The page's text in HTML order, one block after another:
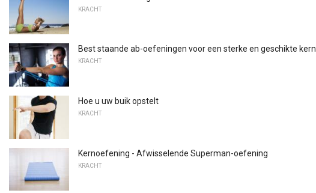
KRACHT
Best staande ab-oefeningen voor een sterke en geschikte kern
KRACHT
Hoe u uw buik opstelt
KRACHT
Kernoefening - Afwisselende Superman-oefening
KRACHT